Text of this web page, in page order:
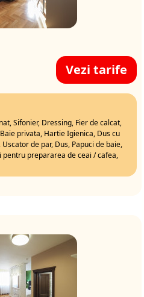
Vezi tarife
Sifonier, Dressing, Fier de calcat,
privata, Hartie Igienica, Dus cu
de par, Dus, Papuci de baie,
pentru prepararea de ceai / cafea,